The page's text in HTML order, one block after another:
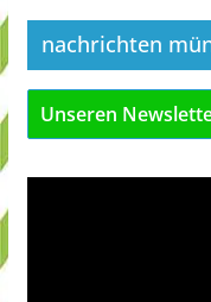
nachrichten
Unseren